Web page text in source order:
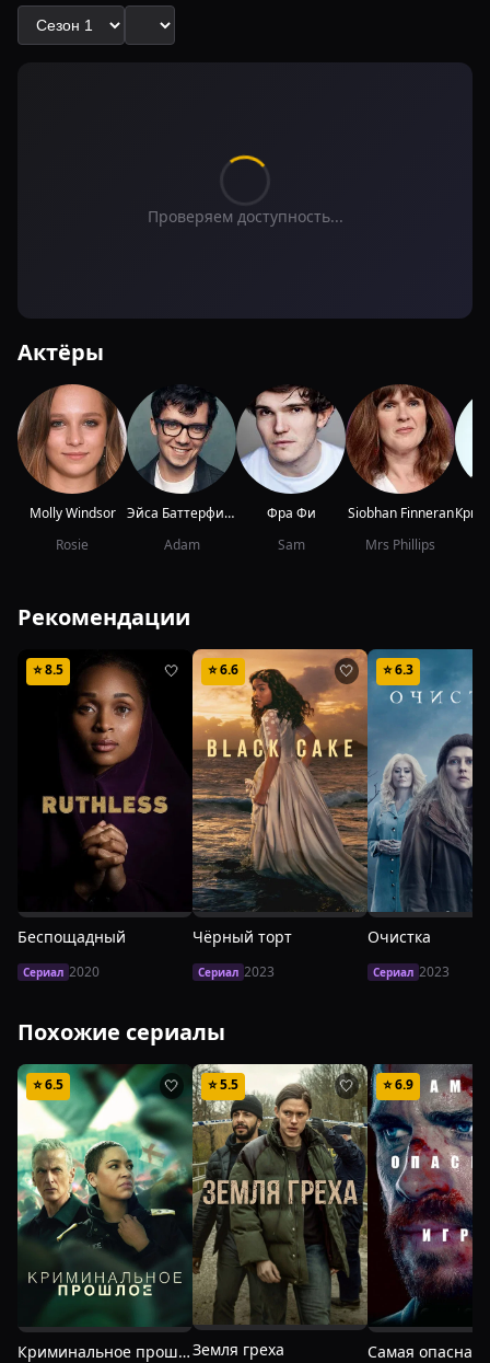
Проверяем доступность...
Актёры
Molly Windsor
Rosie
Эйса Баттерфилд
Adam
Фра Фи
Sam
Siobhan Finneran
Mrs Phillips
Рекомендации
⭐8.5 🤍
Беспощадный
Сериал 2020
⭐6.6 🤍
Чёрный торт
Сериал 2023
⭐6.3
Очистка
Сериал 2023
Похожие сериалы
⭐6.5 🤍
Криминальное прошлое
⭐5.5 🤍
Земля греха
⭐6.9
Самая опасная